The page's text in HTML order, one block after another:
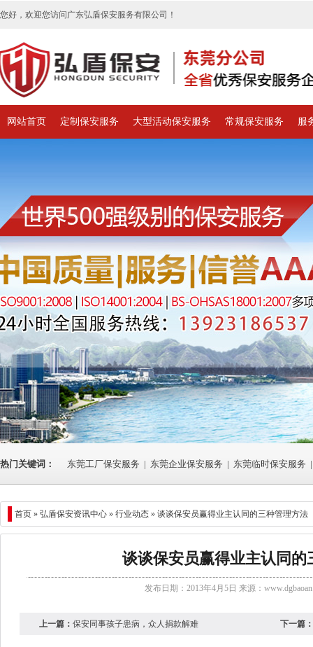
您好，欢迎您访问广东弘盾保安服务有限公司！
网站首页 定制保安服务 大型活动保安服务 常规保安服务 服
热门关键词： 东莞工厂保安服务 | 东莞企业保安服务 | 东莞临时保安服务 |
首页 » 弘盾保安资讯中心 » 行业动态 » 谈谈保安员赢得业主认同的三种管理方法
谈谈保安员赢得业主认同的
发布日期：2013年4月5日 来源：
上一篇： 保安同事孩子患病，众人捐款解难 下一篇：